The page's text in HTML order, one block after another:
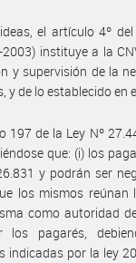
el artículo 4º
2003) instituye a la
y supervisión de la
y de lo establecido en
197 de la Ley Nº
que: (i) los
y podrán ser
los mismos
como autoridad
los pagarés,
indicadas por la ley